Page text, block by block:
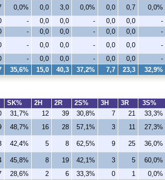
SK% 2H 2R 2S% 3H 3R 3S%
31,7% 12 39 30,8% 7 21 33,3%
48,7% 16 28 57,1% 3 11 27,3%
42,4% 5 8 62,5% 9 25 36,0%
45,8% 8 19 42,1% 3 5 60,0%
28,6% 2 6 33,3% 0 1 0,0%
0,0% 0,0 3,0 0,0% 0,0 0,7 0,0%
- 0,0 0,0 - 0,0 0,0 -
- 0,0 0,0 - 0,0 0,0 -
- 0,0 0,0 - 0,0 0,0 -
- 0,0 0,0 - 0,0 0,0 -
35,6% 15,0 40,3 37,2% 7,7 23,3 32,9%